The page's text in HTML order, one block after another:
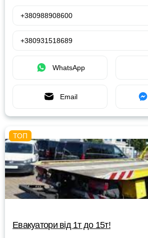
+380988908600
+380931518689
WhatsApp
Email
Евакуатори від 1т до 15т!